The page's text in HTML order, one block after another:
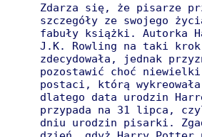
Zdarza się, że pisarze
szczegóły ze swojego
fabuły książki. Autorka
J.K. Rowling na taki
zdecydowała, jednak
pozostawić choć
postaci, którą
dlatego data urodzin
przypada na 31 lipca,
dniu urodzin pisarki.